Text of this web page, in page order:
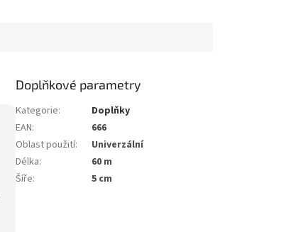
Doplňkové parametry
Kategorie:
Doplňky
EAN:
666
Oblast použití:
Univerzální
Délka:
60 m
Šíře: 5 cm